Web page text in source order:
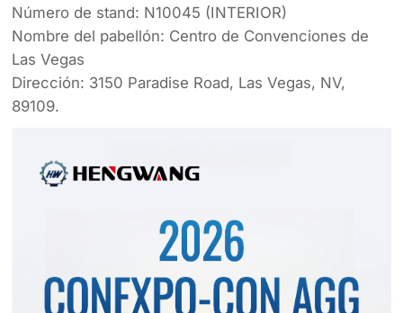
Número de stand: N10045 (INTERIOR)
Nombre del pabellón: Centro de Convenciones de
Las Vegas
Dirección: 3150 Paradise Road, Las Vegas, NV,
89109.